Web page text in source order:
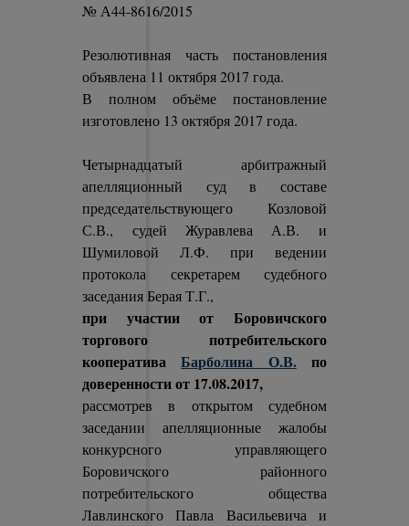
№ А44-8616/2015
Резолютивная часть постановления
объявлена 11 октября 2017 года.
В полном объёме постановление
изготовлено 13 октября 2017 года.
Четырнадцатый арбитражный
апелляционный суд в составе
председательствующего Козловой
С.В., судей Журавлева А.В. и
Шумиловой Л.Ф. при ведении
протокола секретарем судебного
заседания Берая Т.Г.,
при участии от Боровичского
торгового потребительского
кооперативаБарболина О.В.по
доверенности от 17.08.2017,
рассмотрев в открытом судебном
заседании апелляционные жалобы
конкурсного управляющего
Боровичского районного
потребительского общества
Лавлинского Павла Васильевича и